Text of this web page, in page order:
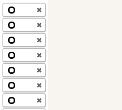
✖
✖
✖
✖
✖
✖
✖